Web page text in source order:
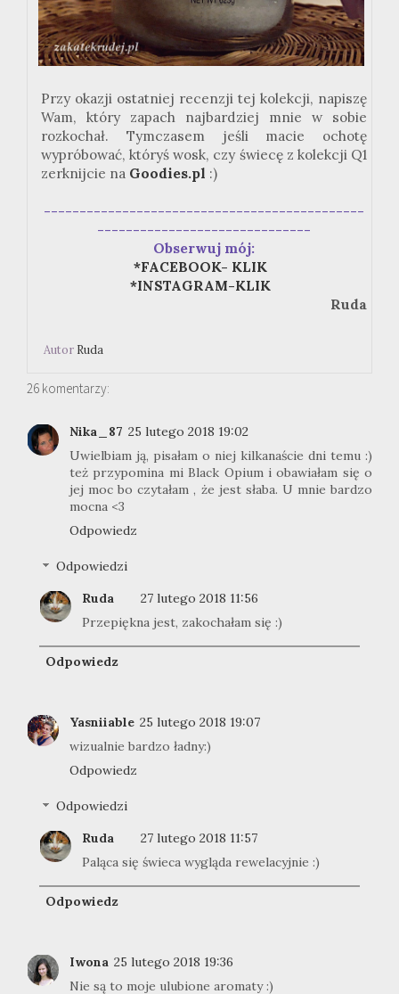
Przy okazji ostatniej recenzji tej kolekcji, napiszę
Wam, który zapach najbardziej mnie w sobie
rozkochał. Tymczasem jeśli macie ochotę
wypróbować, któryś wosk, czy świecę z kolekcji Q1
zerknijcie na Goodies.pl :)
---------------------------------------------
------------------------------
Obserwuj mój:
*FACEBOOK- KLIK
*INSTAGRAM-KLIK
Ruda
Autor Ruda
26 komentarzy:
Nika_87 25 lutego 2018 19:02
Uwielbiam ją, pisałam o niej kilkanaście dni temu :)
też przypomina mi Black Opium i obawiałam się o
jej moc bo czytałam , że jest słaba. U mnie bardzo
mocna <3
Odpowiedz
Odpowiedzi
Ruda
27 lutego 2018 11:56
Przepiękna jest, zakochałam się :)
Odpowiedz
Yasniiable 25 lutego 2018 19:07
wizualnie bardzo ładny:)
Odpowiedz
Odpowiedzi
Ruda
27 lutego 2018 11:57
Paląca się świeca wygląda rewelacyjnie :)
Odpowiedz
Iwona 25 lutego 2018 19:36
Nie są to moje ulubione aromaty :)